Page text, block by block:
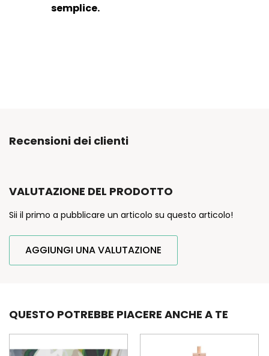
semplice.
Recensioni dei clienti
VALUTAZIONE DEL PRODOTTO
Sii il primo a pubblicare un articolo su questo articolo!
AGGIUNGI UNA VALUTAZIONE
QUESTO POTREBBE PIACERE ANCHE A TE